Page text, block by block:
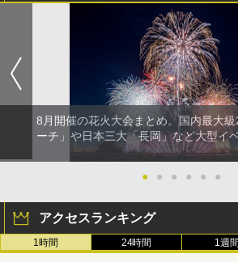
8月開催の花火大会まとめ。国内最大
ーチ」や日本三大「長岡」など大型イ
● ● ● ● ● ●
アクセスランキング
1時間 24時間 1週間